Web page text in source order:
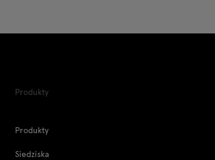
Produkty
Produkty
Siedziska